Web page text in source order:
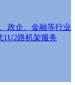
政企、金融等行业
1U2路机架服务